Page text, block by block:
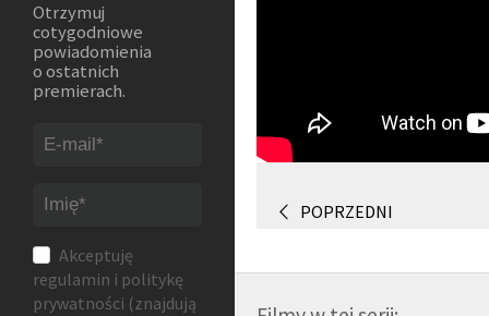
POPRZEDNI
Otrzymuj
cotygodniowe
powiadomienia
o ostatnich
premierach.
Akceptuję
regulamin i politykę
prywatności (znajdują